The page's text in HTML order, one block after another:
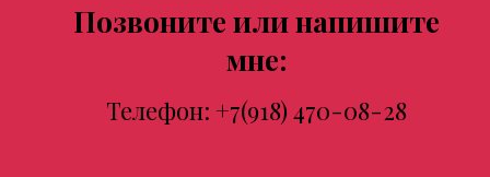
Позвоните или напишите
мне:
Телефон: +7(918) 470-08-28